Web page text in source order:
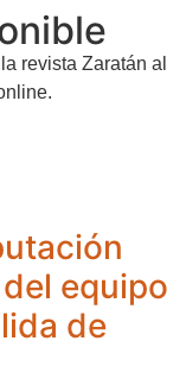
revista Zaratán al
equipo
de